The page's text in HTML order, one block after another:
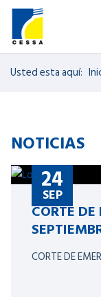
Usted esta aquí:
NOTICIAS
24
SEP
CORTE
CORTE DE